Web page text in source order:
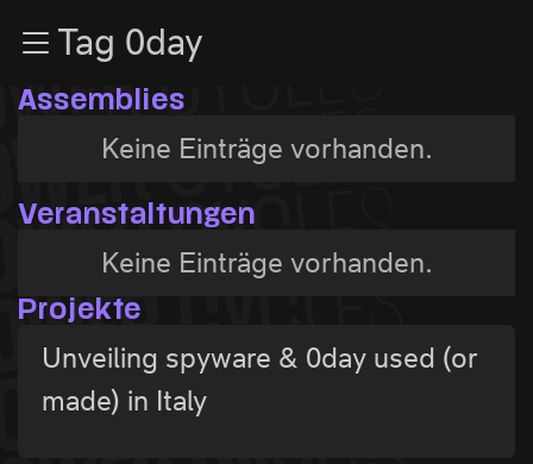
Zum InhaltTag 0day
Assemblies
Keine Einträge vorhanden.
Veranstaltungen
Keine Einträge vorhanden.
Projekte
Unveiling spyware & 0day used (or
made) in Italy